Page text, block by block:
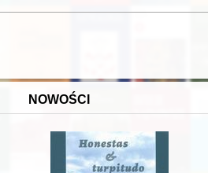
NOWOŚCI